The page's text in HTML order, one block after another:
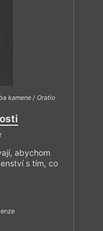
kamene / Oratio
abychom
s tím, co